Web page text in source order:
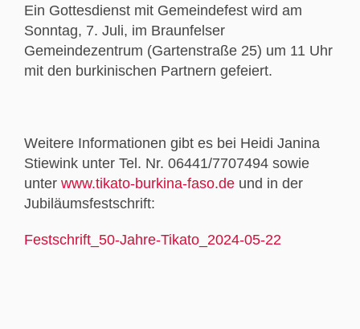
Ein Gottesdienst mit Gemeindefest wird am
Sonntag, 7. Juli, im Braunfelser
Gemeindezentrum (Gartenstraße 25) um 11 Uhr
mit den burkinischen Partnern gefeiert.
Weitere Informationen gibt es bei Heidi Janina
Stiewink unter Tel. Nr. 06441/7707494 sowie
unter www.tikato-burkina-faso.de und in der
Jubiläumsfestschrift:
Festschrift_50-Jahre-Tikato_2024-05-22